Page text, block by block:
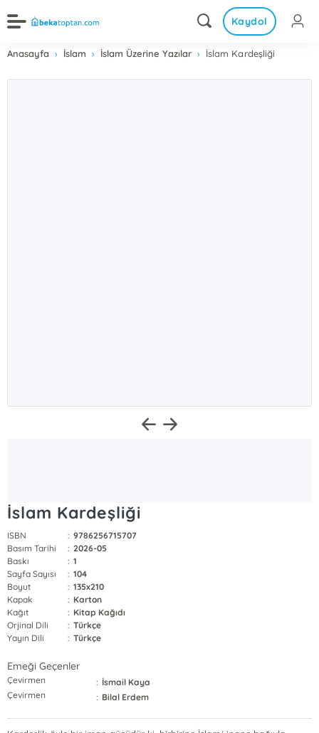
Kaydol
Anasayfa İslam İslam Üzerine Yazılar İslam Kardeşliği
İslam Kardeşliği
ISBN : 9786256715707
Basım Tarihi
: 2026-05
Baskı
: 1
Sayfa Sayısı
: 104
Boyut
: 135x210
Kapak
: Karton
Kağıt
: Kitap Kağıdı
Orjinal Dili
: Türkçe
Yayın Dili
: Türkçe
Emeği Geçenler
Çevirmen : İsmail Kaya
Çevirmen
: Bilal Erdem